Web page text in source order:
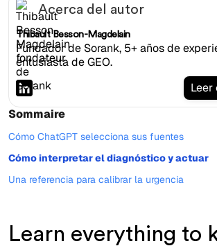
Acerca del autor
Thibault Besson-Magdelain
Fundador de Sorank, 5+ años de
entusiasta de GEO.
Leer
Sommaire
Cómo ChatGPT selecciona sus fuentes
Cómo interpretar el diagnóstico y actuar
Una referencia para calibrar la urgencia
Learn everything to